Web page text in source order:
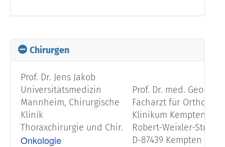
Chirurgen
Prof. Dr. Jens Jakob
Universitätsmedizin
Mannheim, Chirurgische
Klinik
Thoraxchirurgie und Chir.
Onkologie
Prof. Dr. med. Georg
Facharzt für
Klinikum Kempten
Robert-Weixler-Straße
D-87439 Kempten